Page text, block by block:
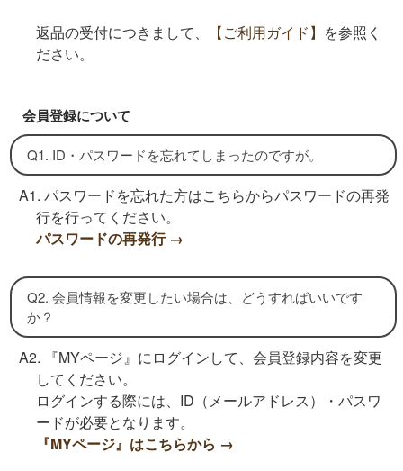
返品の受付につきまして、 【ご利用ガイド】 を参照く
ださい。
会員登録について
Q1. ID・パスワードを忘れてしまったのですが。
A1. パスワードを忘れた方はこちらからパスワードの再発
行を行ってください。
パスワードの再発行 →
Q2. 会員情報を変更したい場合は、どうすればいいです
か？
A2. 『MYページ』にログインして、会員登録内容を変更
してください。
ログインする際には、ID（メールアドレス）・パスワ
ードが必要となります。
『MYページ』はこちらから →